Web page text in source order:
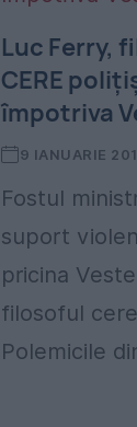
Luc Ferry,
CERE
împotriva
9 IANUARIE
Fostul
suport
pricina
filosoful
Polemicile